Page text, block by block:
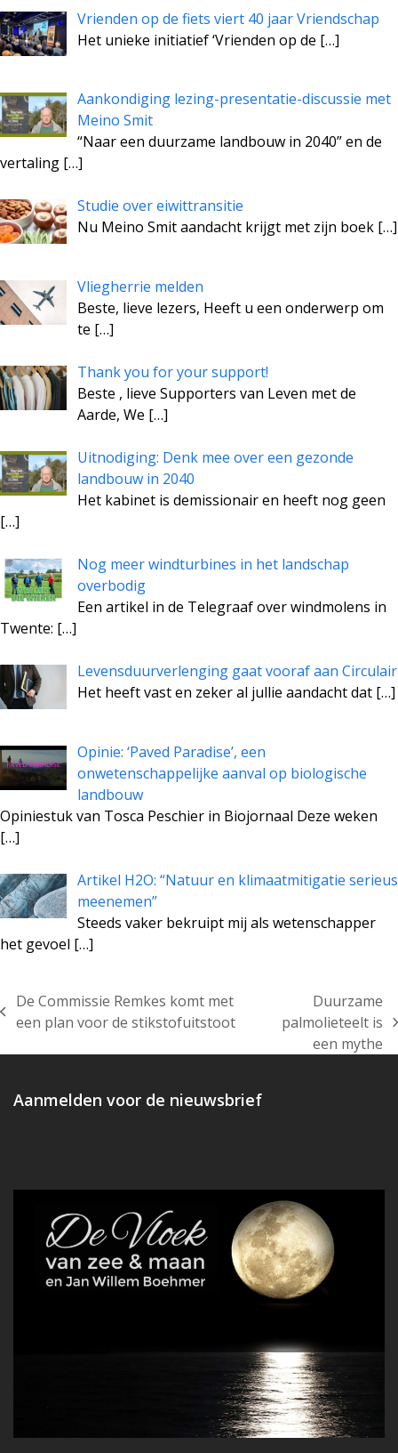
Vrienden op de fiets viert 40 jaar Vriendschap
Het unieke initiatief ‘Vrienden op de […]
Aankondiging lezing-presentatie-discussie met
Meino Smit
“Naar een duurzame landbouw in 2040” en de
vertaling […]
Studie over eiwittransitie
Nu Meino Smit aandacht krijgt met zijn boek […]
Vliegherrie melden
Beste, lieve lezers, Heeft u een onderwerp om
te […]
Thank you for your support!
Beste , lieve Supporters van Leven met de
Aarde, We […]
Uitnodiging: Denk mee over een gezonde
landbouw in 2040
Het kabinet is demissionair en heeft nog geen
[…]
Nog meer windturbines in het landschap
overbodig
Een artikel in de Telegraaf over windmolens in
Twente: […]
Levensduurverlenging gaat vooraf aan Circulair
Het heeft vast en zeker al jullie aandacht dat […]
Opinie: ‘Paved Paradise’, een
onwetenschappelijke aanval op biologische
landbouw
Opiniestuk van Tosca Peschier in Biojornaal Deze weken
[…]
Artikel H2O: “Natuur en klimaatmitigatie serieus
meenemen”
Steeds vaker bekruipt mij als wetenschapper
het gevoel […]
previous
De Commissie Remkes komt met
een plan voor de stikstofuitstoot
next
post:
Duurzame
palmolieteelt is
een mythe
Aanmelden voor de nieuwsbrief